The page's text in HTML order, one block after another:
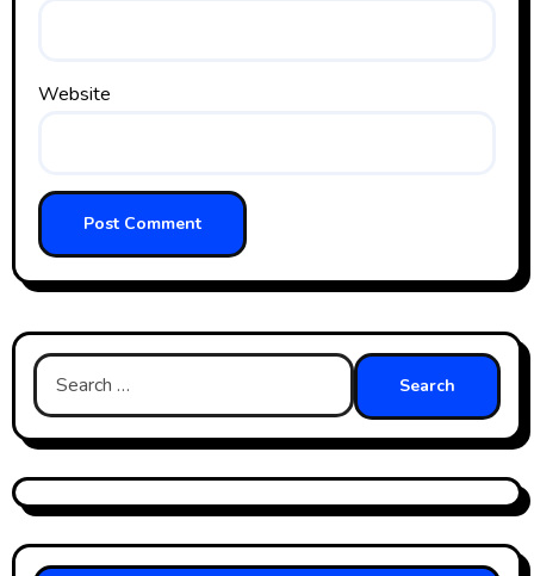
Website
Search
for: